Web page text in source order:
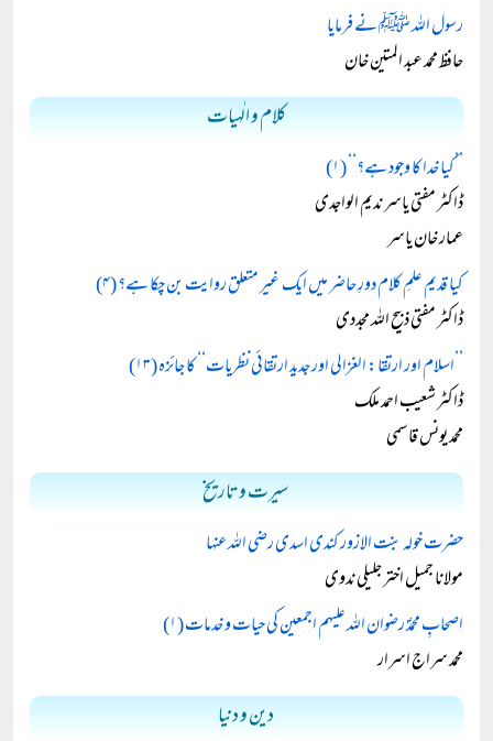
رسول اللہ ﷺ نے فرمایا
حافظ محمد عبد المتین خان
کلام و الٰہیات
’’کیا خدا کا وجود ہے؟‘‘ (۱)
ڈاکٹر مفتی یاسر ندیم الواجدی
عمار خان یاسر
کیا قدیم علمِ کلام دورِ حاضر میں ایک غیر متعلق روایت بن چکا ہے؟ (۴)
ڈاکٹر مفتی ذبیح اللہ مجددی
’’اسلام اور ارتقا: الغزالی اور جدید ارتقائی نظریات‘‘ کا جائزہ (۱۳)
ڈاکٹر شعیب احمد ملک
محمد یونس قاسمی
سیرت و تاریخ
حضرت خولہ بنت الازور کندی اسدی رضی اللہ عنہا
مولانا جمیل اختر جلیلی ندوی
اصحابِ محمدؐ رضوان اللہ علیہم اجمعین کی حیات و خدمات (۱)
محمد سراج اسرار
دین و دنیا